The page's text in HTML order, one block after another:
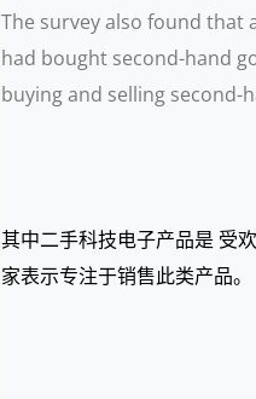
The survey also found that
had bought second-hand
buying and selling second-
其中二手科技电子产品是 受
家表示专注于销售此类产品。